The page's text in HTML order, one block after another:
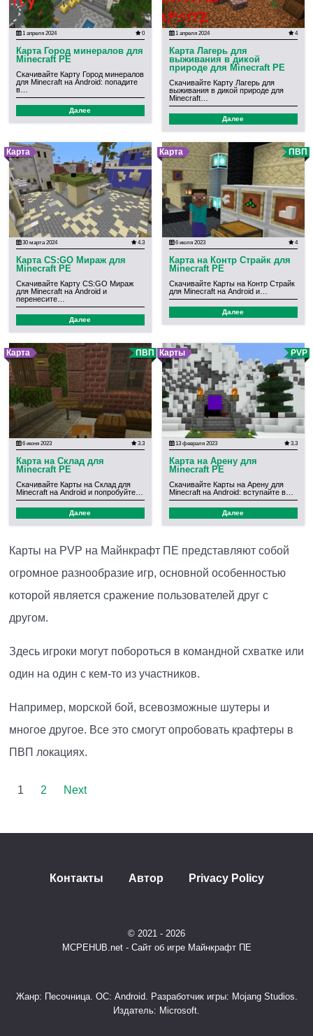
1 апреля 2024 0
Карта Город минералов для
Minecraft PE
Скачивайте Карту Город минералов
для Minecraft на Android: попадите
в…
Далее
1 апреля 2024 4
Карта Лагерь для
выживания в дикой
природе для Minecraft PE
Скачивайте Карту Лагерь для
выживания в дикой природе для
Minecraft…
Далее
Карта
30 марта 2024 4.3
Карта CS:GO Мираж для
Minecraft PE
Скачивайте Карту CS:GO Мираж
для Minecraft на Android и
перенесите…
Далее
Карта ПВП
6 июля 2023 4
Карта на Контр Страйк для
Minecraft PE
Скачивайте Карты на Контр Страйк
для Minecraft на Android и…
Далее
Карта ПВП
6 июня 2023 3.3
Карта на Склад для
Minecraft PE
Скачивайте Карты на Склад для
Minecraft на Android и попробуйте…
Далее
Карты PVP
13 февраля 2023 3.3
Карта на Арену для
Minecraft PE
Скачивайте Карты на Арену для
Minecraft на Android: вступайте в…
Далее
Карты на PVP на Майнкрафт ПЕ представляют собой
огромное разнообразие игр, основной особенностью
которой является сражение пользователей друг с
другом.
Здесь игроки могут побороться в командной схватке или
один на один с кем-то из участников.
Например, морской бой, всевозможные шутеры и
многое другое. Все это смогут опробовать крафтеры в
ПВП локациях.
1 2 Next
Контакты Автор Privacy Policy
© 2021 - 2026
MCPEHUB.net - Сайт об игре Майнкрафт ПЕ
Жанр: Песочница. ОС: Android. Разработчик игры: Mojang Studios.
Издатель: Microsoft.